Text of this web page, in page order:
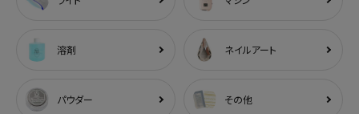
溶剤 ネイルアート
パウダー その他